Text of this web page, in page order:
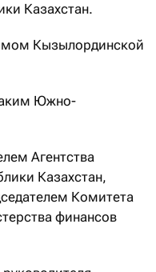
Казахстан.
Кызылординской
аким Южно-
Агентства
Казахстан,
Комитета
финансов